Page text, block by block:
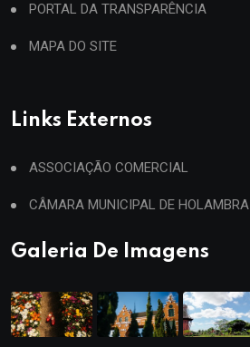
PORTAL DA TRANSPARÊNCIA
MAPA DO SITE
Links Externos
ASSOCIAÇÃO COMERCIAL
CÂMARA MUNICIPAL DE HOLAMBRA
Galeria De Imagens